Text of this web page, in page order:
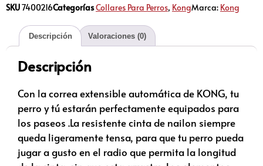
SKU7400216CategoríasCollares Para Perros, KongMarca: Kong
Descripción Valoraciones (0)
Descripción
Con la correa extensible automática de KONG, tu
perro y tú estarán perfectamente equipados para
los paseos .La resistente cinta de nailon siempre
queda ligeramente tensa, para que tu perro pueda
jugar a gusto en el radio que permita la longitud